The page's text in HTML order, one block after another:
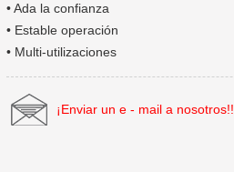
• Ada la confianza
• Estable operación
• Multi-utilizaciones
¡Enviar un e - mail a nosotros!!